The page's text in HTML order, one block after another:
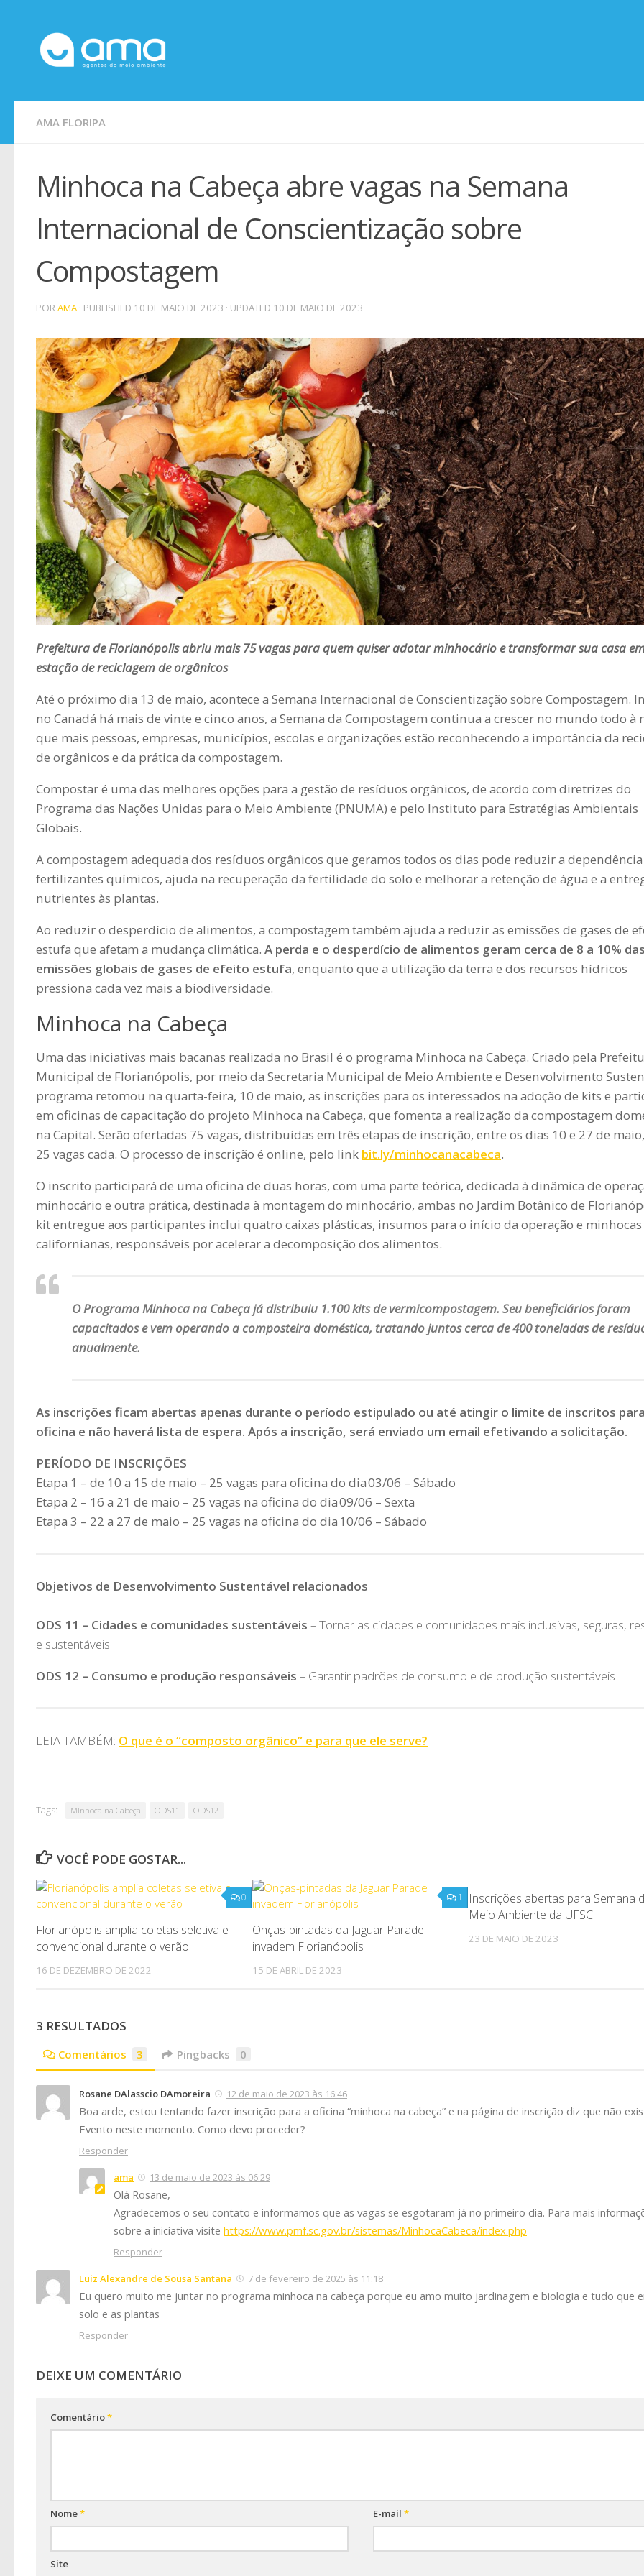
AMA FLORIPA
Minhoca na Cabeça abre vagas na Semana
Internacional de Conscientização sobre
Compostagem
PORAMA · PUBLISHED 10 DE MAIO DE 2023 · UPDATED 10 DE MAIO DE 2023
Prefeitura de Florianópolis abriu mais 75 vagas para quem quiser adotar minhocário e transformar sua casa
estação de reciclagem de orgânicos
Até o próximo dia 13 de maio, acontece a Semana Internacional de Conscientização sobre Compostagem.
no Canadá há mais de vinte e cinco anos, a Semana da Compostagem continua a crescer no mundo todo à
que mais pessoas, empresas, municípios, escolas e organizações estão reconhecendo a importância da
de orgânicos e da prática da compostagem.
Compostar é uma das melhores opções para a gestão de resíduos orgânicos, de acordo com diretrizes do
Programa das Nações Unidas para o Meio Ambiente (PNUMA) e pelo Instituto para Estratégias Ambientais
Globais.
A compostagem adequada dos resíduos orgânicos que geramos todos os dias pode reduzir a
fertilizantes químicos, ajuda na recuperação da fertilidade do solo e melhorar a retenção de água e a
nutrientes às plantas.
Ao reduzir o desperdício de alimentos, a compostagem também ajuda a reduzir as emissões de gases de
estufa que afetam a mudança climática. A perda e o desperdício de alimentos geram cerca de 8 a 10% das
emissões globais de gases de efeito estufa, enquanto que a utilização da terra e dos recursos hídricos
pressiona cada vez mais a biodiversidade.
Minhoca na Cabeça
Uma das iniciativas mais bacanas realizada no Brasil é o programa Minhoca na Cabeça. Criado pela
Municipal de Florianópolis, por meio da Secretaria Municipal de Meio Ambiente e Desenvolvimento
programa retomou na quarta-feira, 10 de maio, as inscrições para os interessados na adoção de kits e
em oficinas de capacitação do projeto Minhoca na Cabeça, que fomenta a realização da compostagem
na Capital. Serão ofertadas 75 vagas, distribuídas em três etapas de inscrição, entre os dias 10 e 27 de
25 vagas cada. O processo de inscrição é online, pelo link bit.ly/minhocanacabeca.
O inscrito participará de uma oficina de duas horas, com uma parte teórica, dedicada à dinâmica de
minhocário e outra prática, destinada à montagem do minhocário, ambas no Jardim Botânico de
kit entregue aos participantes inclui quatro caixas plásticas, insumos para o início da operação e minhocas
californianas, responsáveis por acelerar a decomposição dos alimentos.
O Programa Minhoca na Cabeça já distribuiu 1.100 kits de vermicompostagem. Seu beneficiários foram
capacitados e vem operando a composteira doméstica, tratando juntos cerca de 400 toneladas de
anualmente.
As inscrições ficam abertas apenas durante o período estipulado ou até atingir o limite de inscritos
oficina e não haverá lista de espera. Após a inscrição, será enviado um email efetivando a solicitação.
PERÍODO DE INSCRIÇÕES
Etapa 1 – de 10 a 15 de maio – 25 vagas para oficina do dia 03/06 – Sábado
Etapa 2 – 16 a 21 de maio – 25 vagas na oficina do dia 09/06 – Sexta
Etapa 3 – 22 a 27 de maio – 25 vagas na oficina do dia 10/06 – Sábado
Objetivos de Desenvolvimento Sustentável relacionados
ODS 11 – Cidades e comunidades sustentáveis – Tornar as cidades e comunidades mais inclusivas, seguras,
e sustentáveis
ODS 12 – Consumo e produção responsáveis – Garantir padrões de consumo e de produção sustentáveis
LEIA TAMBÉM: O que é o “composto orgânico” e para que ele serve?
Tags: MInhoca na Cabeça ODS11 ODS12
VOCÊ PODE GOSTAR...
0
Florianópolis amplia coletas seletiva e
convencional durante o verão
16 DE DEZEMBRO DE 2022
1
Onças-pintadas da Jaguar Parade
invadem Florianópolis
15 DE ABRIL DE 2023
Inscrições abertas para Semana
Meio Ambiente da UFSC
23 DE MAIO DE 2023
3 RESULTADOS
Comentários 3 Pingbacks 0
Rosane DAlasscio DAmoreira 12 de maio de 2023 às 16:46
Boa arde, estou tentando fazer inscrição para a oficina “minhoca na cabeça” e na página de inscrição diz que não
Evento neste momento. Como devo proceder?
Responder
ama 13 de maio de 2023 às 06:29
Olá Rosane,
Agradecemos o seu contato e informamos que as vagas se esgotaram já no primeiro dia. Para mais
sobre a iniciativa visite https://www.pmf.sc.gov.br/sistemas/MinhocaCabeca/index.php
Responder
Luiz Alexandre de Sousa Santana 7 de fevereiro de 2025 às 11:18
Eu quero muito me juntar no programa minhoca na cabeça porque eu amo muito jardinagem e biologia e tudo que
solo e as plantas
Responder
DEIXE UM COMENTÁRIO
Comentário*
Nome* E-mail*
Site